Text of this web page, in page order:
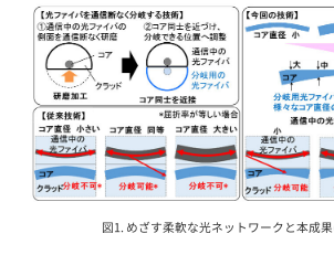
図1. めざす柔軟な光ネットワークと本成